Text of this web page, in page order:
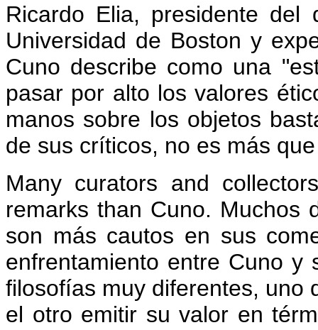
Ricardo Elia, presidente del
Universidad de Boston y
Cuno describe como una
pasar por alto los valores
manos sobre los objetos
de sus críticos, no es más
Many curators and
remarks than Cuno. Muchos
son más cautos en sus
enfrentamiento entre Cuno
filosofías muy diferentes, uno
el otro emitir su valor en